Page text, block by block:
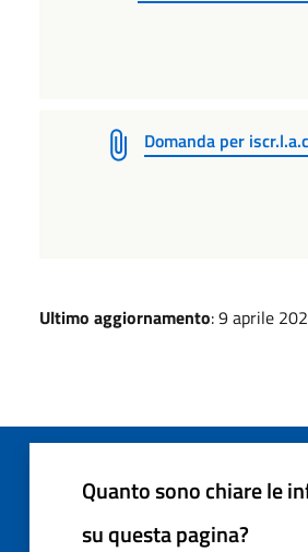
Domanda per
Ultimo aggiornamento: 9 aprile
Quanto sono chiare le
su questa pagina?